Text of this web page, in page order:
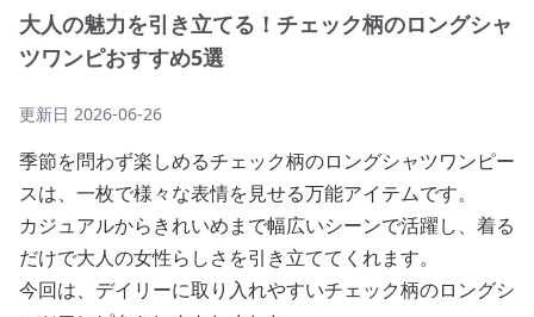
大人の魅力を引き立てる！チェック柄のロングシャ
ツワンピおすすめ5選
更新日 2026-06-26
季節を問わず楽しめるチェック柄のロングシャツワンピー
スは、一枚で様々な表情を見せる万能アイテムです。
カジュアルからきれいめまで幅広いシーンで活躍し、着る
だけで大人の女性らしさを引き立ててくれます。
今回は、デイリーに取り入れやすいチェック柄のロングシ